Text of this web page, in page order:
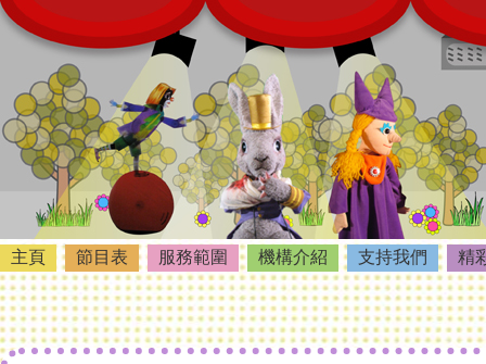
主頁 節目表 服務範圍 機構介紹 支持我們 精